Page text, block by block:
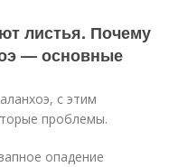
листья. Почему
— основные
с этим
проблемы.
опадение